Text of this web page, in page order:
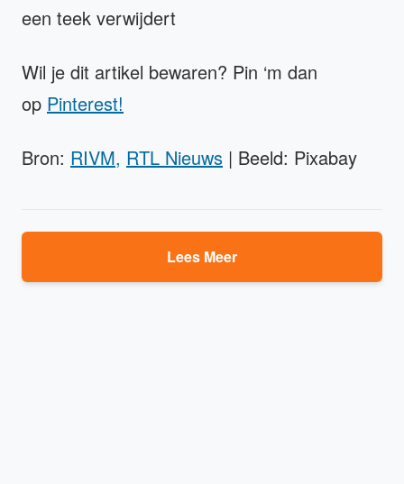
een teek verwijdert
Wil je dit artikel bewaren? Pin ‘m dan
op Pinterest!
Bron: RIVM, RTL Nieuws | Beeld: Pixabay
Lees Meer